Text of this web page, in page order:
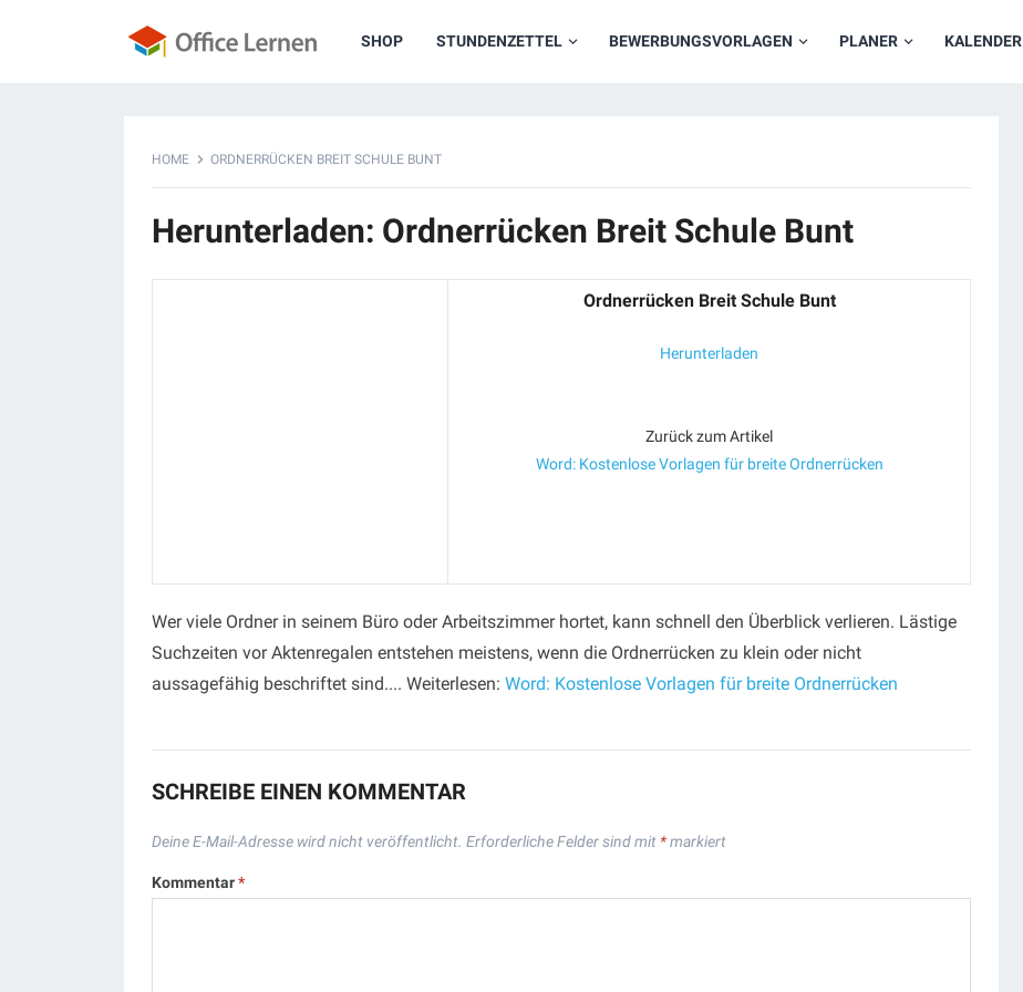
SHOP STUNDENZETTEL BEWERBUNGSVORLAGEN PLANER KALENDER
HOME ORDNERRÜCKEN BREIT SCHULE BUNT
Herunterladen: Ordnerrücken Breit Schule Bunt
Ordnerrücken Breit Schule Bunt
Herunterladen
Zurück zum Artikel
Word: Kostenlose Vorlagen für breite Ordnerrücken
Wer viele Ordner in seinem Büro oder Arbeitszimmer hortet, kann schnell den Überblick verlieren. Lästige
Suchzeiten vor Aktenregalen entstehen meistens, wenn die Ordnerrücken zu klein oder nicht
aussagefähig beschriftet sind.... Weiterlesen: Word: Kostenlose Vorlagen für breite Ordnerrücken
SCHREIBE EINEN KOMMENTAR
Deine E-Mail-Adresse wird nicht veröffentlicht. Erforderliche Felder sind mit *markiert
Kommentar*